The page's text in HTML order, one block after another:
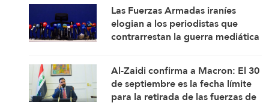
Las Fuerzas Armadas iraníes
elogian a los periodistas que
contrarrestan la guerra mediática
Al-Zaidi confirma a Macron: El 30
de septiembre es la fecha límite
para la retirada de las fuerzas de